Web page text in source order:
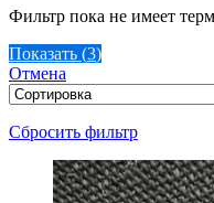
Фильтр пока не имеет
Показать (3)
Отмена
Сбросить фильтр